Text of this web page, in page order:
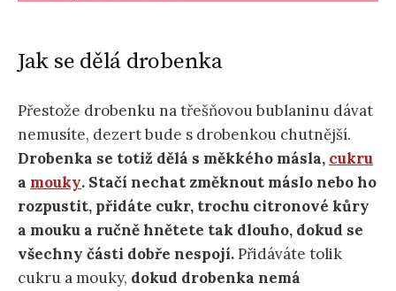
Jak se dělá drobenka
Přestože drobenku na třešňovou bublaninu dávat
nemusíte, dezert bude s drobenkou chutnější.
Drobenka se totiž dělá s měkkého másla, cukru
a mouky. Stačí nechat změknout máslo nebo ho
rozpustit, přidáte cukr, trochu citronové kůry
a mouku a ručně hnětete tak dlouho, dokud se
všechny části dobře nespojí.Přidáváte tolik
cukru a mouky, dokud drobenka nemá